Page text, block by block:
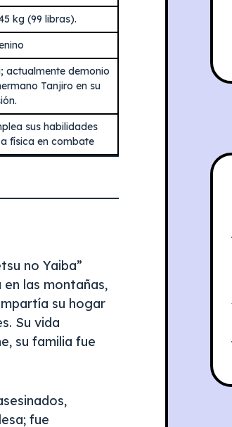
kg (99 libras).
actualmente demonio
Tanjiro en su
sus habilidades
física en combate
no Yaiba”
las montañas,
su hogar
Su vida
su familia fue
fue